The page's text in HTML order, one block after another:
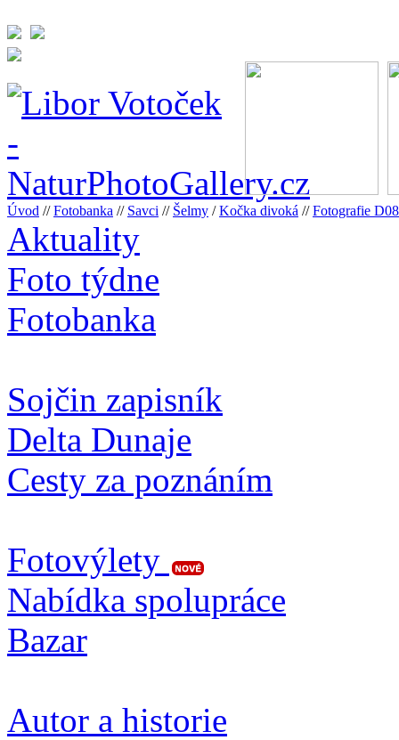
Úvod //Fotobanka // Savci // Šelmy /Kočka divoká //Fotografie
Aktuality
Foto týdne
Fotobanka
Sojčin zapisník
Delta Dunaje
Cesty za poznáním
Fotovýlety
Nabídka spolupráce
Bazar
Autor a historie